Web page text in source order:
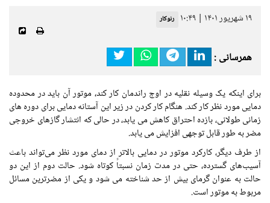
۱۹ شهریور ۱۴۰۱ | ۱۰:۴۹ رنوکار
همرسانی :
برای اینکه یک وسیله نقلیه در اوج راندمان کار کند، موتور آن باید در محدوده
دمایی مورد نظر کار کند. هنگام کار کردن در زیر این آستانه دمایی برای دوره های
زمانی طولانی، بازده احتراق کاهش می یابد، در حالی که انتشار گازهای خروجی
مضر به طور قابل توجهی افزایش می یابد.
از طرف دیگر، کارکرد موتور در دمایی بالاتر از دمای مورد نظر می‌تواند باعث
آسیب‌های گسترده، حتی در مدت زمان نسبتاً کوتاه شود. حالت دوم از این دو
حالت به عنوان گرمای بیش از حد شناخته می شود و یکی از مضرترین مسائل
مربوط به موتور است.